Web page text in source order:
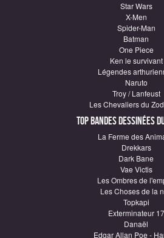
Star Wars
X-Men
Spider-Man
Batman
One Piece
Ken le survivant
Légendes
Naruto
Troy / Lanfeust
Les Chevaliers du
Top Bandes Dessinées
La Ferme des
Drekkars
Dark Bane
Vae Victis
Les Ombres de
Les Choses de la
Topkapi
Exterminateur 17
Danaël
Edgar Allan Poe -